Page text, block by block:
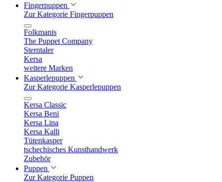
Fingerpuppen
Zur Kategorie Fingerpuppen
Folkmanis
The Puppet Company
Sterntaler
Kersa
weitere Marken
Kasperlepuppen
Zur Kategorie Kasperlepuppen
Kersa Classic
Kersa Beni
Kersa Lina
Kersa Kalli
Tütenkasper
tschechisches Kunsthandwerk
Zubehör
Puppen
Zur Kategorie Puppen